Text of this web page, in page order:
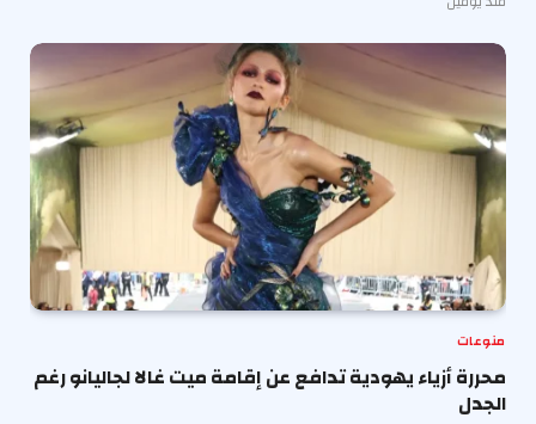
منوعات
محررة أزياء يهودية تدافع عن إقامة ميت غالا لجاليانو رغم
الجدل